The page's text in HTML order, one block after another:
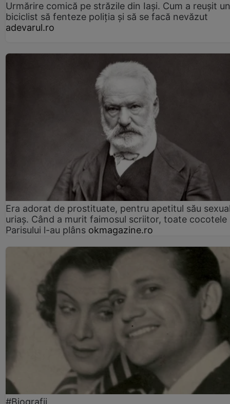
Urmărire comică pe străzile din Iași. Cum a reușit un
biciclist să fenteze poliția și să se facă nevăzut
adevarul.ro
Era adorat de prostituate, pentru apetitul său
uriaș. Când a murit faimosul scriitor, toate cocotele
Parisului l-au plâns okmagazine.ro
#Biografii